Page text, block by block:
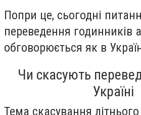
Попри це, сьогодні
переведення годинників
обговорюється як в
Чи скасують
Україні
Тема скасування літнього